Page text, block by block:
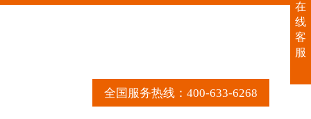
全国服务热线：400-633-6268
在
线
客
服